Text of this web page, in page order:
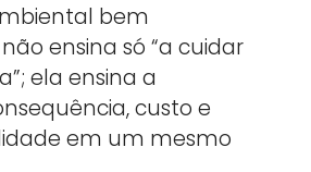
bem
ensina só “a cuidar
ela ensina a
custo e
em um mesmo